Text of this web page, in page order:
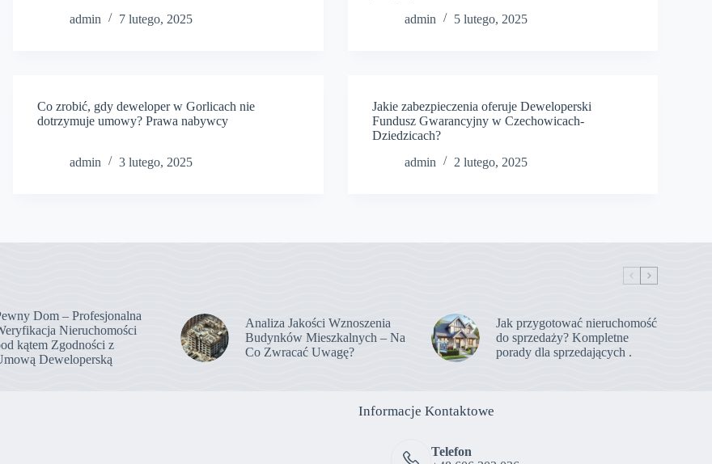
admin 7 lutego, 2025
admin
5 lutego, 2025
Co zrobić, gdy deweloper w Gorlicach nie
dotrzymuje umowy? Prawa nabywcy
admin 3 lutego, 2025
Jakie zabezpieczenia oferuje Deweloperski
Fundusz Gwarancyjny w Czechowicach-
Dziedzicach?
admin
2 lutego, 2025
Dom – Profesjonalna
Nieruchomości
kątem Zgodności z
Deweloperską
Analiza Jakości Wznoszenia
Budynków Mieszkalnych – Na
Co Zwracać Uwagę?
Jak przygotować nieruchomość
do sprzedaży? Kompletne
porady dla sprzedających .
Informacje Kontaktowe
Telefon